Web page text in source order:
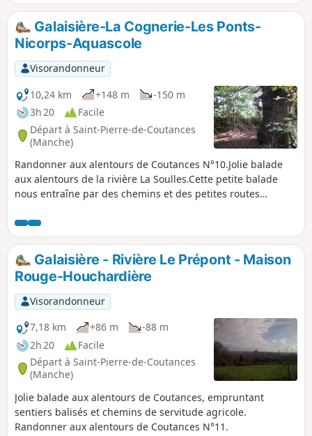
Galaisière-La Cognerie-Les Ponts-
Nicorps-Aquascole
Visorandonneur
10,24 km
+148 m
-150 m
3h 20
Facile
Départ à Saint-Pierre-de-Coutances
(Manche)
Randonner aux alentours de Coutances N°10.Jolie balade
aux alentours de la rivière La Soulles.Cette petite balade
nous entraîne par des chemins et des petites routes
vallée et les coteaux de l'une des 3 rivières de Coutances, La
Soulles, sur les communes du Sud-est de Coutances.Le
tracé passe auprès de très jolies demeures en pierre de
pays (ou dépendances bâties d'anciennes fermes).
Galaisière - Rivière Le Prépont - Maison
Rouge-Houchardière
Visorandonneur
7,18 km
+86 m
-88 m
2h 20
Facile
Départ à Saint-Pierre-de-Coutances
(Manche)
Jolie balade aux alentours de Coutances, empruntant
sentiers balisés et chemins de servitude agricole.
Randonner aux alentours de Coutances N°11.